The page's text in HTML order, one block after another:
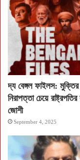
দ্য বেঙ্গল ফাইলস: মুক্তির
নিরাপত্তা চেয়ে
জোশী
September 4, 2025